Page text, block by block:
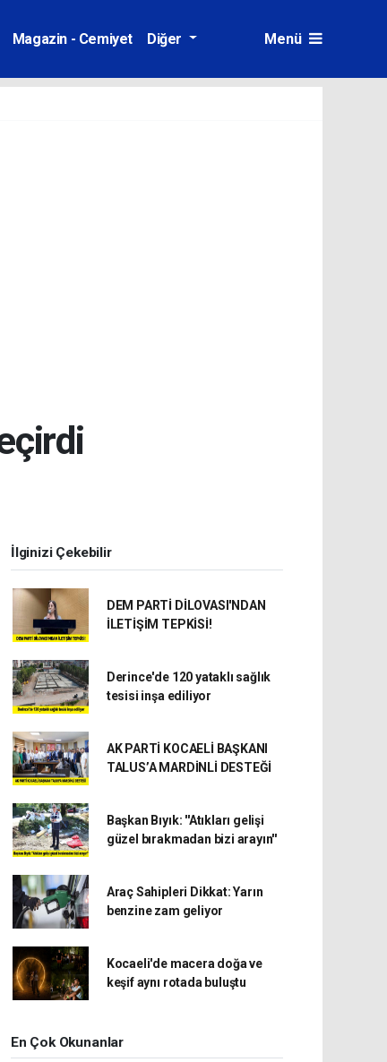
Magazin - Cemiyet Diğer Menü
İlginizi Çekebilir
DEM PARTİ DİLOVASI'NDAN
İLETİŞİM TEPKİSİ!
Derince'de 120 yataklı sağlık
tesisi inşa ediliyor
AK PARTİ KOCAELİ BAŞKANI
TALUS’A MARDİNLİ DESTEĞİ
Başkan Bıyık: ''Atıkları gelişi
güzel bırakmadan bizi arayın''
Araç Sahipleri Dikkat: Yarın
benzine zam geliyor
Kocaeli'de macera doğa ve
keşif aynı rotada buluştu
En Çok Okunanlar